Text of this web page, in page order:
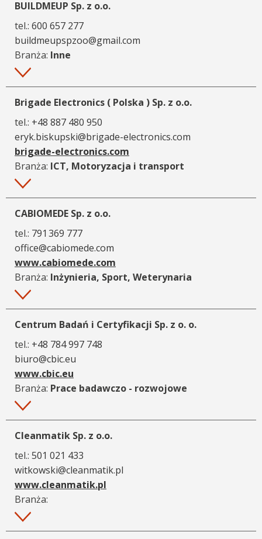
BUILDMEUP Sp. z o.o.
tel.: 600 657 277
buildmeupspzoo@gmail.com
Branża: Inne
Więcej
Brigade Electronics ( Polska ) Sp. z o.o.
tel.: +48 887 480 950
eryk.biskupski@brigade-electronics.com
brigade-electronics.com
Branża: ICT, Motoryzacja i transport
Więcej
CABIOMEDE Sp. z o.o.
tel.: 791 369 777
office@cabiomede.com
www.cabiomede.com
Branża: Inżynieria, Sport, Weterynaria
Więcej
Centrum Badań i Certyfikacji Sp. z o. o.
tel.: +48 784 997 748
biuro@cbic.eu
www.cbic.eu
Branża: Prace badawczo - rozwojowe
Więcej
Cleanmatik Sp. z o.o.
tel.: 501 021 433
witkowski@cleanmatik.pl
www.cleanmatik.pl
Branża:
Więcej